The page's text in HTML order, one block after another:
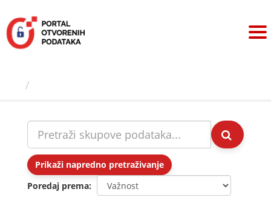
sadržaj
Prikaži napredno pretraživanje
Poredaj prema